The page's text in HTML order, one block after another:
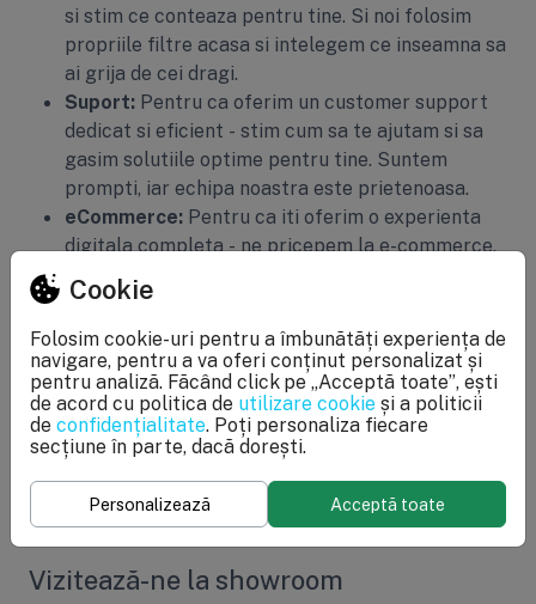
si stim ce conteaza pentru tine. Si noi folosim
propriile filtre acasa si intelegem ce inseamna sa
ai grija de cei dragi.
Suport:Pentru ca oferim un customer support
dedicat si eficient - stim cum sa te ajutam si sa
gasim solutiile optime pentru tine. Suntem
prompti, iar echipa noastra este prietenoasa.
eCommerce:Pentru ca iti oferim o experienta
digitala completa - ne pricepem la e-commerce.
Facem asta de mult ani si stim cum sa iti salvam
timp, nervi si bani. Avem o echipa cu experienta
tehnica solida in dezvoltare web.
Urmărește-ne pe Social Media
Suntem prezenți peInstagram,TikTok,Facebook
Youtube.
@filtro.ro
Vizitează-ne la showroom
Cookie
Folosim cookie-uri pentru a îmbunătăți experiența de
navigare, pentru a va oferi conținut personalizat și
pentru analiză. Făcând click pe „Acceptă toate”, ești
de acord cu politica de utilizare cookie și a politicii
de confidențialitate. Poți personaliza fiecare
secțiune în parte, dacă dorești.
Personalizează Acceptă toate